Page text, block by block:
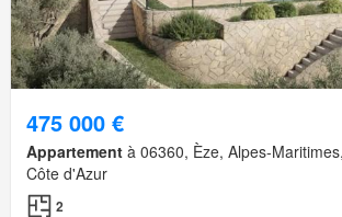
475 000 €
Appartement à 06360, Èze, Alpes-
Côte d'Azur
2